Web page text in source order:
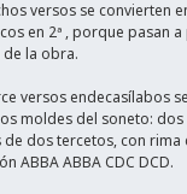
versos se convierten
en 2ª , porque pasan
la obra.
versos endecasílabos
moldes del soneto:
de dos tercetos, con rima
ABBA ABBA CDC DCD.